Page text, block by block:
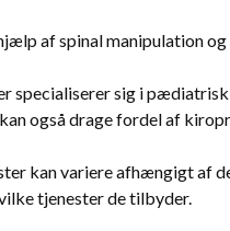
af spinal manipulation
sig i
også drage fordel af
kan variere afhængigt af
tjenester de tilbyder.